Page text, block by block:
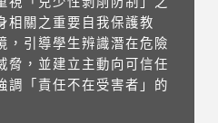
相關之重要自我保護教
，引導學生辨識潛在危險
脅，並建立主動向可信任
調「責任不在受害者」的